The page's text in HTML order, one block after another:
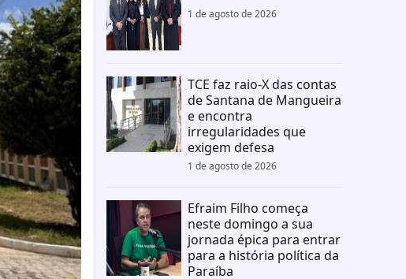
1 de agosto de 2026
TCE faz raio-X das contas
de Santana de Mangueira
e encontra
irregularidades que
exigem defesa
1 de agosto de 2026
Efraim Filho começa
neste domingo a sua
jornada épica para entrar
para a história política da
Paraíba